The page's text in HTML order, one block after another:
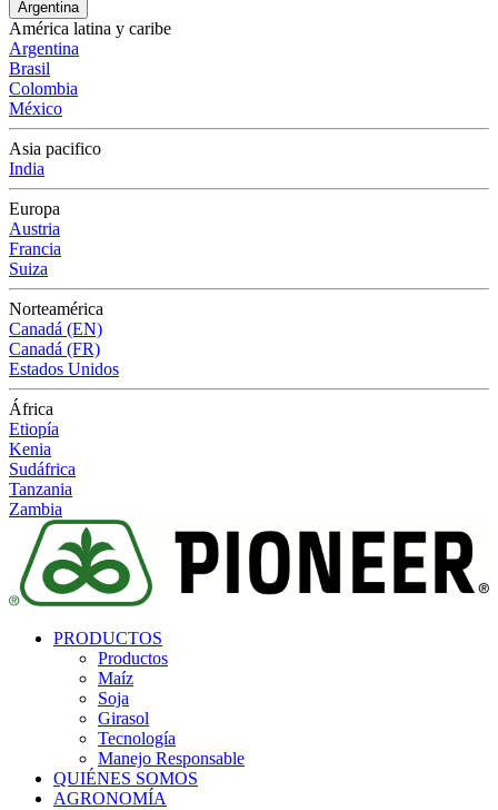
Argentina
América latina y caribe
Argentina
Brasil
Colombia
México
Asia pacifico
India
Europa
Austria
Francia
Suiza
Norteamérica
Canadá (EN)
Canadá (FR)
Estados Unidos
África
Etiopía
Kenia
Sudáfrica
Tanzania
Zambia
PRODUCTOS
Productos
Maíz
Soja
Girasol
Tecnología
Manejo Responsable
QUIÉNES SOMOS
AGRONOMÍA